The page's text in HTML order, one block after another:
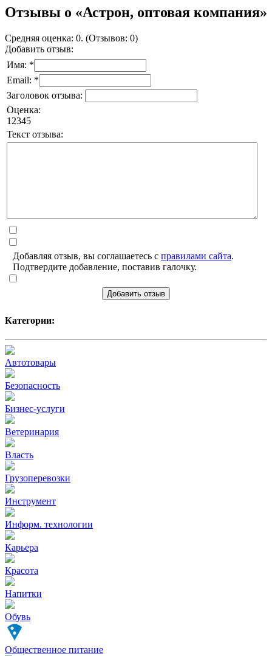
Отзывы о «Астрон, оптовая компания»
Средняя оценка: 0. (Отзывов: 0)
Добавить отзыв:
Имя: *
Email: *
Заголовок отзыва:
Оценка:
1 2345
Текст отзыва:
Добавляя отзыв, вы соглашаетесь с правилами сайта.
Подтвердите добавление, поставив галочку.
Добавить отзыв
Категории:
Автотовары
Безопасность
Бизнес-услуги
Ветеринария
Власть
Грузоперевозки
Инструмент
Информ. технологии
Карьера
Красота
Напитки
Обувь
Общественное питание